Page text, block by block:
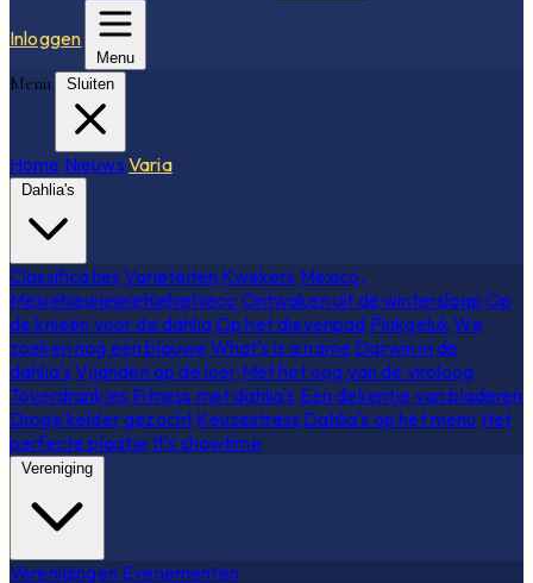
Inloggen
Menu
Menu Sluiten
Home Nieuws Varia
Dahlia's
Classificaties Variëteiten Kwekers Mexico,
Mexiehieieieieiehiehiehieco Ontwaken uit de winterslaap Op
de knieën voor de dahliaOp het dievenpad Plukgeluk We
zoeken nog een blauwe What's is a name Darwin in de
dahlia's Vijanden op de loer Met het oog van de viroloog
Toverdrankjes Fitness met dahlia's Een dekentje van bladeren
Droge kelder gezocht Keuzestress Dahlia's op het menu Het
perfecte plaatje It's showtime
Vereniging
Verenigingen Evenementen